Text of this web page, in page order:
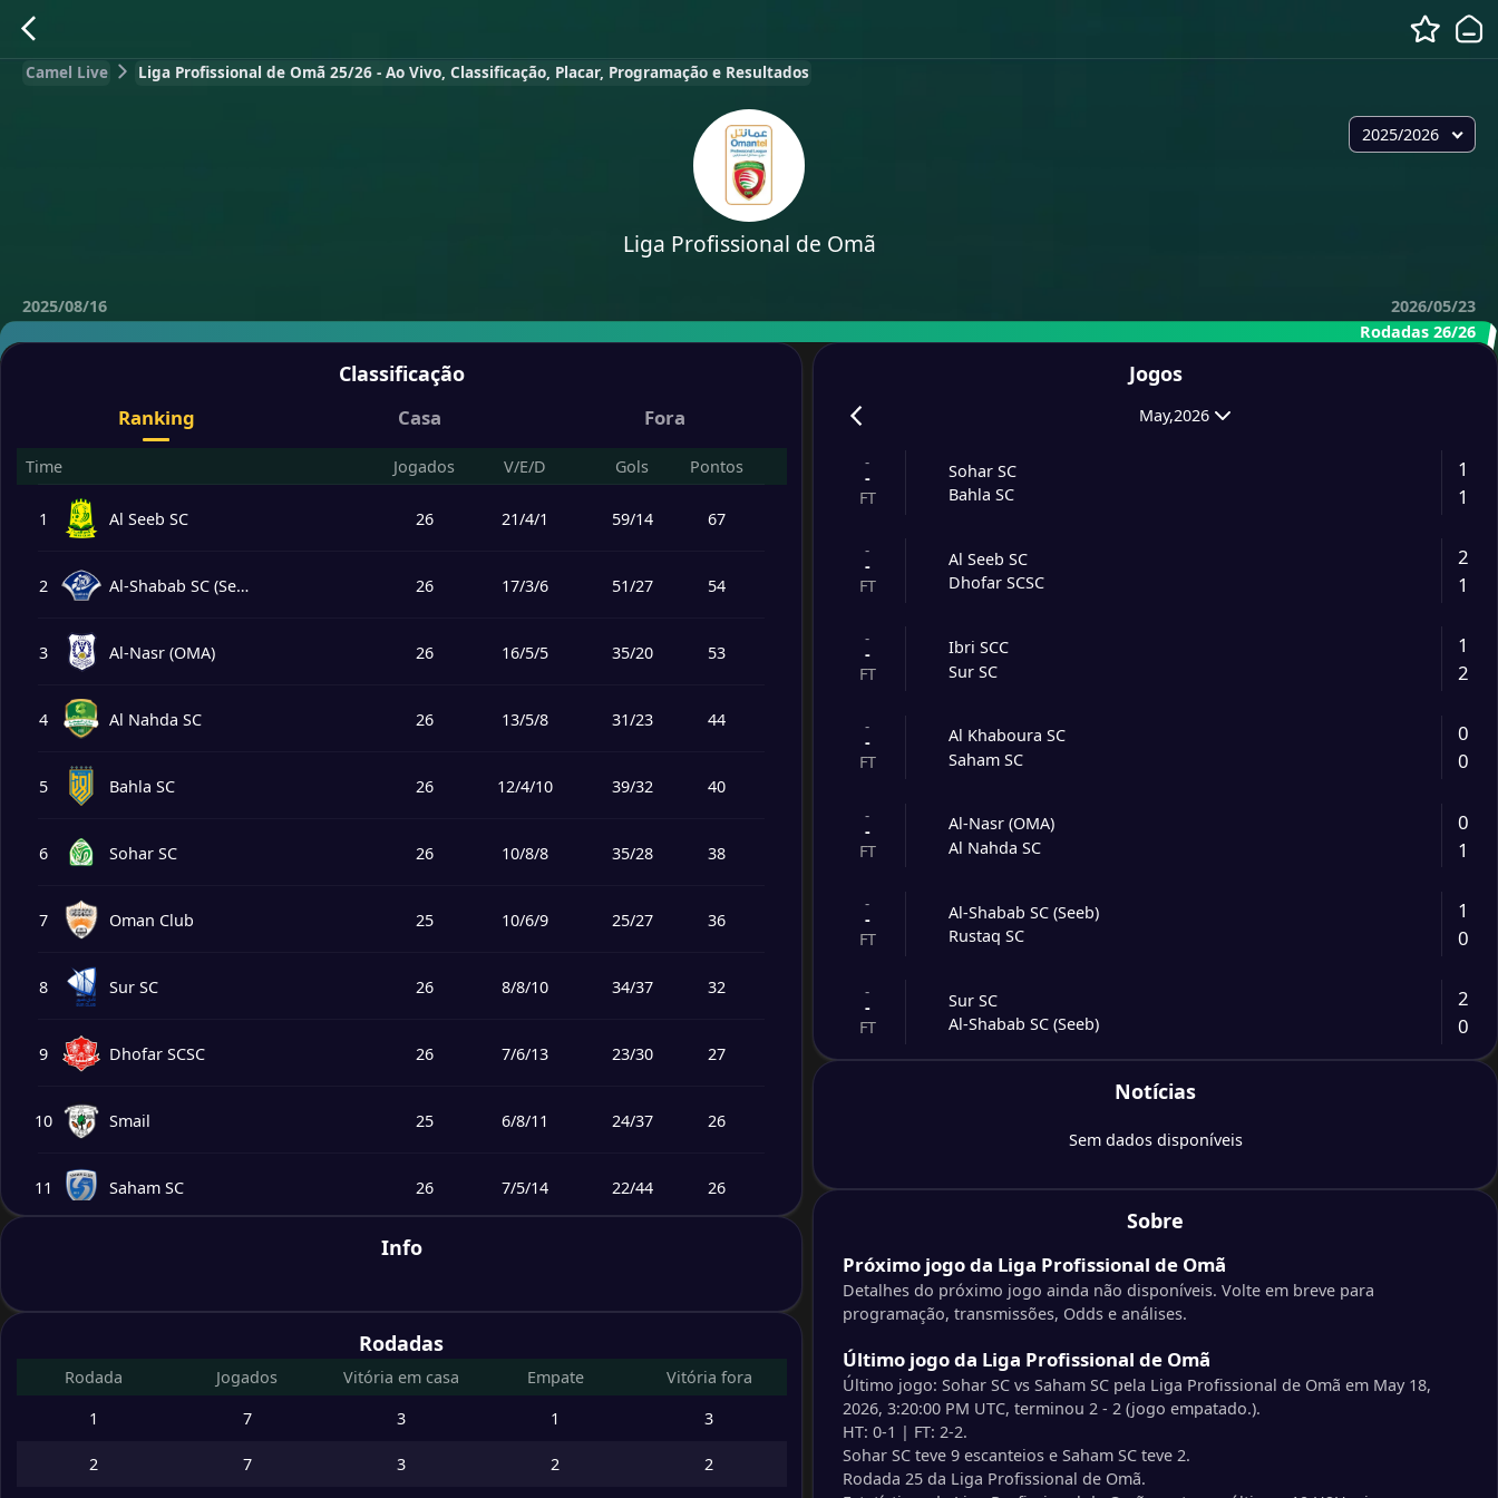
Camel Live Liga Profissional de Omã 25/26 - Ao Vivo, Classificação, Placar, Programação e Resultados
2025/2026
Liga Profissional de Omã
2025/08/16
2026/05/23
Rodadas 26/26
Classificação
Ranking Casa Fora
Time Jogados V/E/D Gols Pontos
1 Al Seeb SC 26 21/4/1 59/14 67
2 Al-Shabab SC (Seeb) 26 17/3/6 51/27 54
3 Al-Nasr (OMA) 26 16/5/5 35/20 53
4 Al Nahda SC 26 13/5/8 31/23 44
5 Bahla SC 26 12/4/10 39/32 40
6 Sohar SC 26 10/8/8 35/28 38
7 Oman Club 25 10/6/9 25/27 36
8 Sur SC 26 8/8/10 34/37 32
9 Dhofar SCSC 26 7/6/13 23/30 27
10 Smail 25 6/8/11 24/37 26
11 Saham SC 26 7/5/14 22/44 26
26
Rustaq SC 26 /17 15
Info
Rodadas
Rodada Jogados Vitória em casa Empate
Vitória fora
1
7 3 1 3
2 7 3 2 2
Jogos
May,2026
-
-
FT
Sohar SC
Bahla SC
1
1
-
-
FT
Al Seeb SC
Dhofar SCSC
2
1
-
-
FT
Ibri SCC
Sur SC
1
2
-
-
FT
Al Khaboura SC
Saham SC
0
0
-
-
FT
Al-Nasr (OMA)
Al Nahda SC
0
1
-
-
FT
Al-Shabab SC (Seeb)
Rustaq SC
1
0
-
-
FT
Sur SC
Al-Shabab SC (Seeb)
2
0
-
-
-
FT
Saham SC
Oman Club
-
FT
Bahla SC
Al-Nasr (OMA)
-
-
FT
Dhofar SCSC
Al-Shabab SC (Seeb)
Notícias
Sem dados disponíveis
Sobre
Próximo jogo da Liga Profissional de Omã
Detalhes do próximo jogo ainda não disponíveis. Volte em breve para
programação, transmissões, Odds e análises.
Último jogo da Liga Profissional de Omã
Último jogo: Sohar SC vs Saham SC pela Liga Profissional de Omã em May 18,
2026, 3:20:00 PM UTC, terminou 2 - 2 (jogo empatado.).
HT: 0-1 | FT: 2-2.
Sohar SC teve 9 escanteios e Saham SC teve 2.
Rodada 25 da Liga Profissional de Omã.